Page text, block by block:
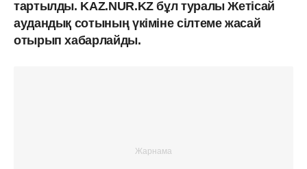
тартылды. KAZ.NUR.KZ бұл туралы Жетісай
аудандық сотының үкіміне сілтеме жасай
отырып хабарлайды.